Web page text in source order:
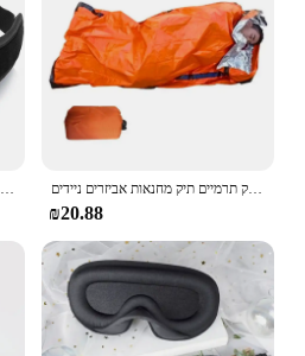
מסכת שינה אוזניות Bluetooth 3D עין מסכת מוסיקה לשחק שינה אוזניות עם מובנה HD רמקול שק שינה הישרדות עמיד למים שמיכה משקל הישרדות ציוד שינה מחסה שק תרמיים תיק מחנאות אביזרים ניידים
₪20.88